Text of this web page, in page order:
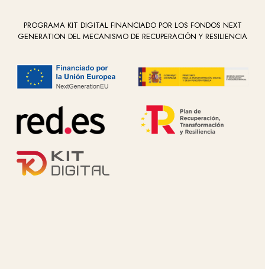
PROGRAMA KIT DIGITAL FINANCIADO POR LOS FONDOS NEXT
GENERATION DEL MECANISMO DE RECUPERACIÓN Y RESILIENCIA